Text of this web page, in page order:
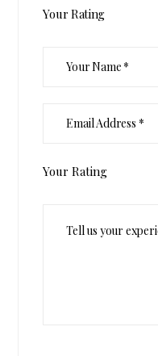
Your Rating
Your Rating